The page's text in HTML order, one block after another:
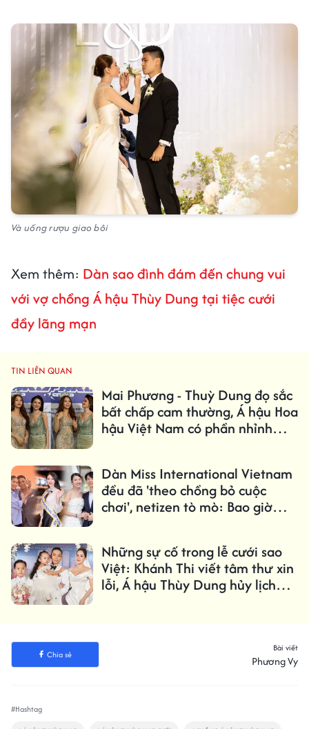
Và uống rượu giao bôi
Xem thêm: Dàn sao đình đám đến chung vui
với vợ chồng Á hậu Thùy Dung tại tiệc cưới
đầy lãng mạn
TIN LIÊN QUAN
Mai Phương - Thuỳ Dung đọ sắc
bất chấp cam thường, Á hậu Hoa
hậu Việt Nam có phần nhỉnh
Dàn Miss International Vietnam
đều đã 'theo chồng bỏ cuộc
chơi', netizen tò mò: Bao giờ
Những sự cố trong lễ cưới sao
Việt: Khánh Thi viết tâm thư xin
lỗi, Á hậu Thùy Dung hủy lịch
Chia sẻ
Bài viết
Phương Vy
#Hashtag